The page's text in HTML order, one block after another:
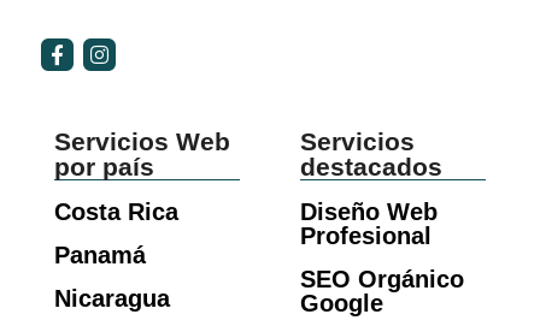
Servicios Web
por país
Costa Rica
Panamá
Nicaragua
Servicios
destacados
Diseño Web
Profesional
SEO Orgánico
Google